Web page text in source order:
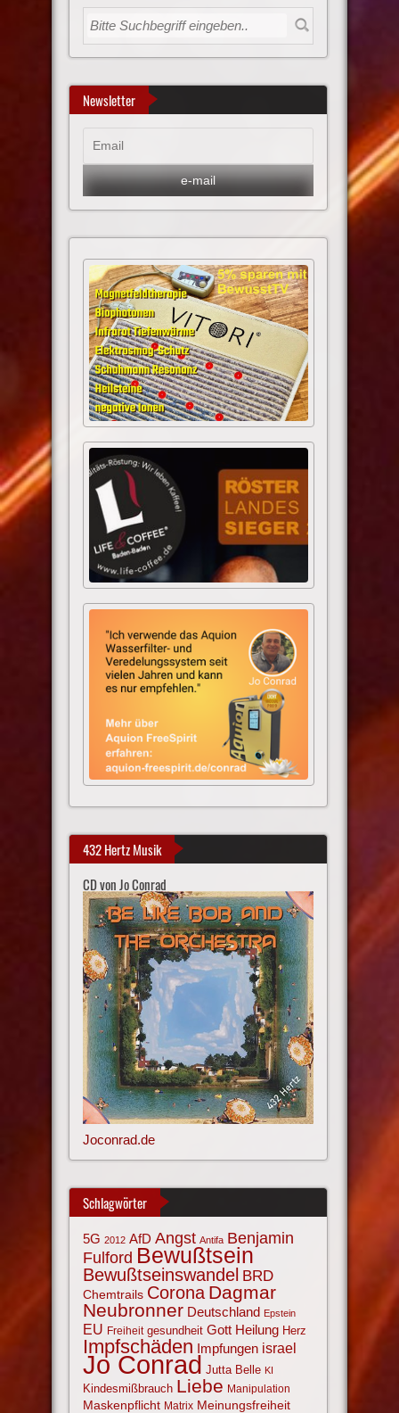
Newsletter
432 Hertz Musik
CD von Jo Conrad
Joconrad.de
Schlagwörter
5G 2012 AfD Angst Antifa Benjamin
Fulford Bewußtsein
Bewußtseinswandel BRD
Chemtrails Corona Dagmar
Neubronner Deutschland Epstein
EU Freiheit gesundheit Gott Heilung Herz
Impfschäden Impfungen israel
Jo Conrad Jutta Belle KI
Kindesmißbrauch Liebe Manipulation
Maskenpflicht Matrix Meinungsfreiheit